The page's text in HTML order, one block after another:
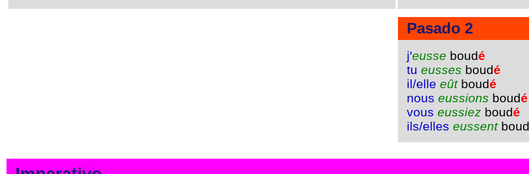
Pasado 2
j'eusse boudé
tu eusses boudé
il/elle eûtboudé
nous eussions boudé
vous eussiez boudé
ils/elles eussentboud